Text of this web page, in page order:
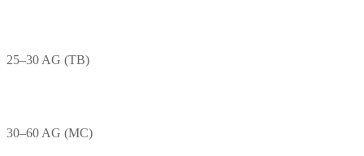
25–30 AG (TB)
30–60 AG (MC)